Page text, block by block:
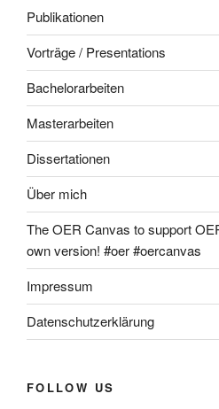
Publikationen
Vorträge / Presentations
Bachelorarbeiten
Masterarbeiten
Dissertationen
Über mich
The OER Canvas to support
own version! #oer #oercanvas
Impressum
Datenschutzerklärung
FOLLOW US